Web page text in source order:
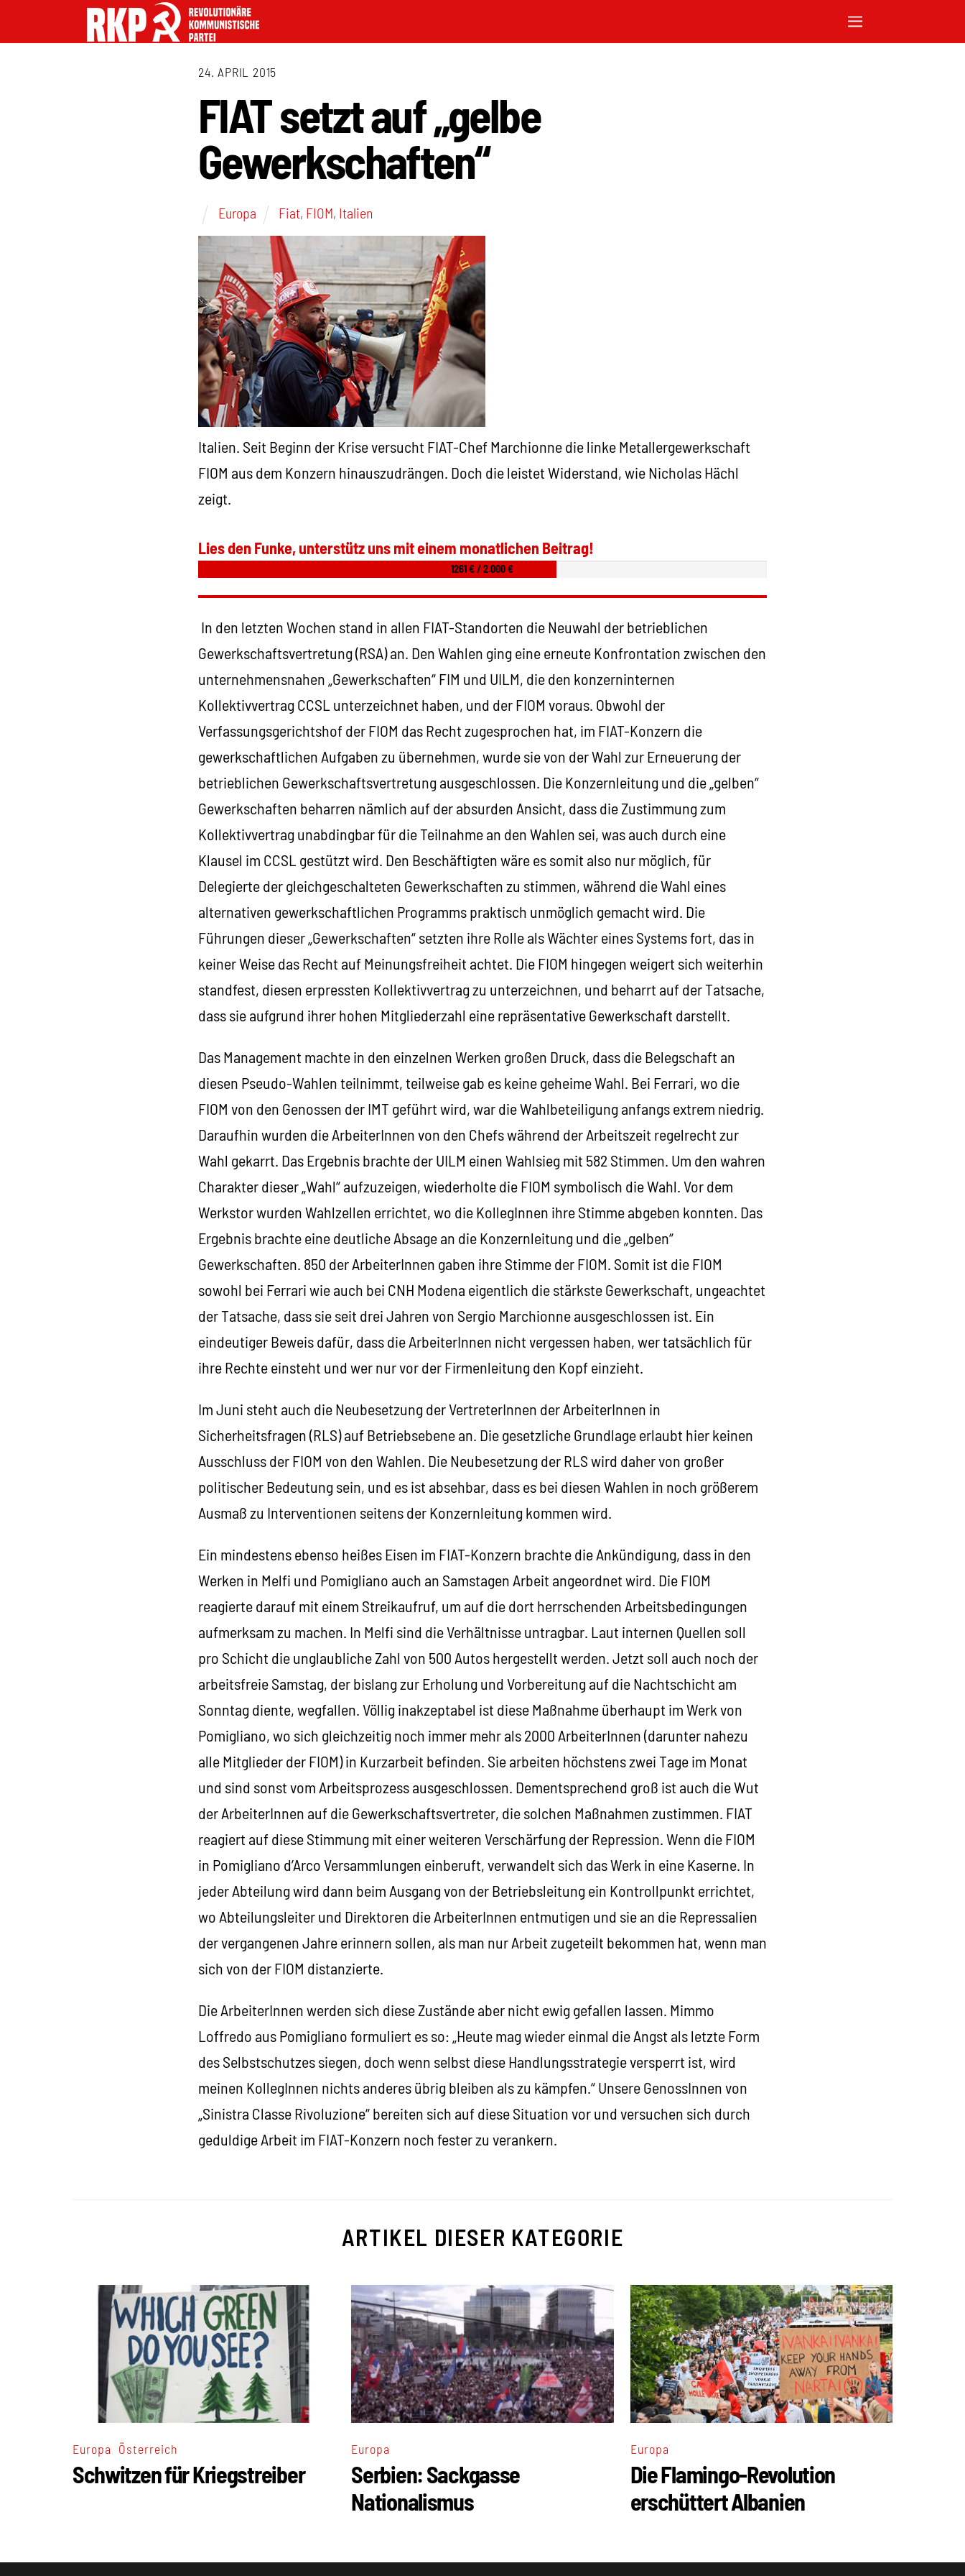
24. APRIL 2015
FIAT setzt auf „gelbe
Gewerkschaften“
Europa Fiat, FIOM, Italien
Italien. Seit Beginn der Krise versucht FIAT-Chef Marchionne die linke Metallergewerkschaft
FIOM aus dem Konzern hinauszudrängen. Doch die leistet Widerstand, wie Nicholas Hächl
zeigt.
Lies den Funke, unterstütz uns mit einem monatlichen Beitrag!
1261 € / 2.000 €
In den letzten Wochen stand in allen FIAT-Standorten die Neuwahl der betrieblichen
Gewerkschaftsvertretung (RSA) an. Den Wahlen ging eine erneute Konfrontation zwischen den
unternehmensnahen „Gewerkschaften“ FIM und UILM, die den konzerninternen
Kollektivvertrag CCSL unterzeichnet haben, und der FIOM voraus. Obwohl der
Verfassungsgerichtshof der FIOM das Recht zugesprochen hat, im FIAT-Konzern die
gewerkschaftlichen Aufgaben zu übernehmen, wurde sie von der Wahl zur Erneuerung der
betrieblichen Gewerkschaftsvertretung ausgeschlossen. Die Konzernleitung und die „gelben“
Gewerkschaften beharren nämlich auf der absurden Ansicht, dass die Zustimmung zum
Kollektivvertrag unabdingbar für die Teilnahme an den Wahlen sei, was auch durch eine
Klausel im CCSL gestützt wird. Den Beschäftigten wäre es somit also nur möglich, für
Delegierte der gleichgeschalteten Gewerkschaften zu stimmen, während die Wahl eines
alternativen gewerkschaftlichen Programms praktisch unmöglich gemacht wird. Die
Führungen dieser „Gewerkschaften“ setzten ihre Rolle als Wächter eines Systems fort, das in
keiner Weise das Recht auf Meinungsfreiheit achtet. Die FIOM hingegen weigert sich weiterhin
standfest, diesen erpressten Kollektivvertrag zu unterzeichnen, und beharrt auf der Tatsache,
dass sie aufgrund ihrer hohen Mitgliederzahl eine repräsentative Gewerkschaft darstellt.
Das Management machte in den einzelnen Werken großen Druck, dass die Belegschaft an
diesen Pseudo-Wahlen teilnimmt, teilweise gab es keine geheime Wahl. Bei Ferrari, wo die
FIOM von den Genossen der IMT geführt wird, war die Wahlbeteiligung anfangs extrem niedrig.
Daraufhin wurden die ArbeiterInnen von den Chefs während der Arbeitszeit regelrecht zur
Wahl gekarrt. Das Ergebnis brachte der UILM einen Wahlsieg mit 582 Stimmen. Um den wahren
Charakter dieser „Wahl“ aufzuzeigen, wiederholte die FIOM symbolisch die Wahl. Vor dem
Werkstor wurden Wahlzellen errichtet, wo die KollegInnen ihre Stimme abgeben konnten. Das
Ergebnis brachte eine deutliche Absage an die Konzernleitung und die „gelben“
Gewerkschaften. 850 der ArbeiterInnen gaben ihre Stimme der FIOM. Somit ist die FIOM
sowohl bei Ferrari wie auch bei CNH Modena eigentlich die stärkste Gewerkschaft, ungeachtet
der Tatsache, dass sie seit drei Jahren von Sergio Marchionne ausgeschlossen ist. Ein
eindeutiger Beweis dafür, dass die ArbeiterInnen nicht vergessen haben, wer tatsächlich für
ihre Rechte einsteht und wer nur vor der Firmenleitung den Kopf einzieht.
Im Juni steht auch die Neubesetzung der VertreterInnen der ArbeiterInnen in
Sicherheitsfragen (RLS) auf Betriebsebene an. Die gesetzliche Grundlage erlaubt hier keinen
Ausschluss der FIOM von den Wahlen. Die Neubesetzung der RLS wird daher von großer
politischer Bedeutung sein, und es ist absehbar, dass es bei diesen Wahlen in noch größerem
Ausmaß zu Interventionen seitens der Konzernleitung kommen wird.
Ein mindestens ebenso heißes Eisen im FIAT-Konzern brachte die Ankündigung, dass in den
Werken in Melfi und Pomigliano auch an Samstagen Arbeit angeordnet wird. Die FIOM
reagierte darauf mit einem Streikaufruf, um auf die dort herrschenden Arbeitsbedingungen
aufmerksam zu machen. In Melfi sind die Verhältnisse untragbar. Laut internen Quellen soll
pro Schicht die unglaubliche Zahl von 500 Autos hergestellt werden. Jetzt soll auch noch der
arbeitsfreie Samstag, der bislang zur Erholung und Vorbereitung auf die Nachtschicht am
Sonntag diente, wegfallen. Völlig inakzeptabel ist diese Maßnahme überhaupt im Werk von
Pomigliano, wo sich gleichzeitig noch immer mehr als 2000 ArbeiterInnen (darunter nahezu
alle Mitglieder der FIOM) in Kurzarbeit befinden. Sie arbeiten höchstens zwei Tage im Monat
und sind sonst vom Arbeitsprozess ausgeschlossen. Dementsprechend groß ist auch die Wut
der ArbeiterInnen auf die Gewerkschaftsvertreter, die solchen Maßnahmen zustimmen. FIAT
reagiert auf diese Stimmung mit einer weiteren Verschärfung der Repression. Wenn die FIOM
in Pomigliano d’Arco Versammlungen einberuft, verwandelt sich das Werk in eine Kaserne. In
jeder Abteilung wird dann beim Ausgang von der Betriebsleitung ein Kontrollpunkt errichtet,
wo Abteilungsleiter und Direktoren die ArbeiterInnen entmutigen und sie an die Repressalien
der vergangenen Jahre erinnern sollen, als man nur Arbeit zugeteilt bekommen hat, wenn man
sich von der FIOM distanzierte.
Die ArbeiterInnen werden sich diese Zustände aber nicht ewig gefallen lassen. Mimmo
Loffredo aus Pomigliano formuliert es so: „Heute mag wieder einmal die Angst als letzte Form
des Selbstschutzes siegen, doch wenn selbst diese Handlungsstrategie versperrt ist, wird
meinen KollegInnen nichts anderes übrig bleiben als zu kämpfen.“ Unsere GenossInnen von
„Sinistra Classe Rivoluzione“ bereiten sich auf diese Situation vor und versuchen sich durch
geduldige Arbeit im FIAT-Konzern noch fester zu verankern.
ARTIKEL DIESER KATEGORIE
Europa Österreich
Schwitzen für Kriegstreiber
Europa
Serbien: Sackgasse
Nationalismus
Europa
Die Flamingo-Revolution
erschüttert Albanien